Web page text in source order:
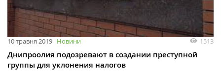
10 травня 2019 Новини 1513
Днипроолия подозревают в создании преступной
группы для уклонения налогов